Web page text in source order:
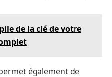
de la clé de votre
également de